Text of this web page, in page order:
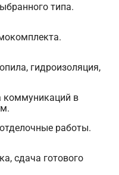
типа.
гидроизоляция,
коммуникаций в
работы.
сдача готового